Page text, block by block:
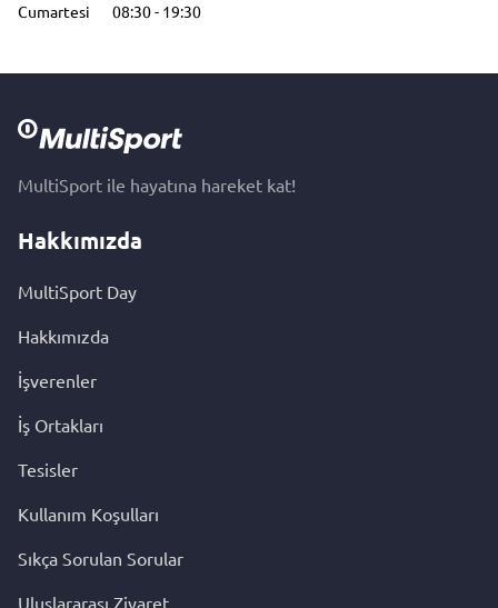
Cumartesi
08:30- 19:30
MultiSport ile hayatına hareket kat!
Hakkımızda
MultiSport Day
Hakkımızda
İşverenler
İş Ortakları
Tesisler
Kullanım Koşulları
Sıkça Sorulan Sorular
Uluslararası Ziyaret